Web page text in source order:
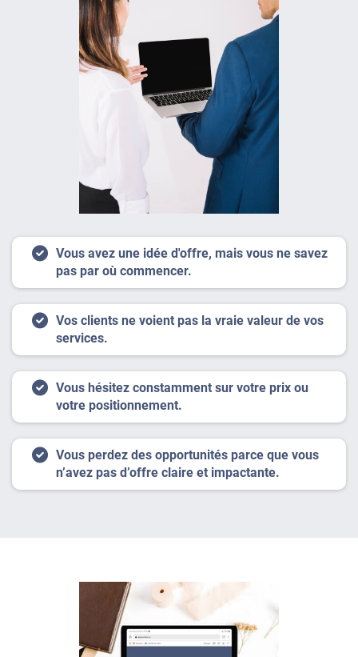
Vous avez une idée d'offre, mais vous ne savez
pas par où commencer.
Vos clients ne voient pas la vraie valeur de vos
services.
Vous hésitez constamment sur votre prix ou
votre positionnement.
Vous perdez des opportunités parce que vous
n’avez pas d’offre claire et impactante.